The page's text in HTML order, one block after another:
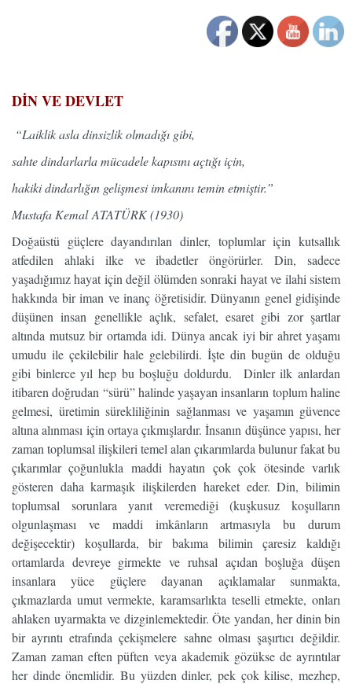
DİN VE DEVLET
“Laiklik asla dinsizlik olmadığı gibi,
sahte dindarlarla mücadele kapısını açtığı için,
hakiki dindarlığın gelişmesi imkanını temin etmiştir.”
Mustafa Kemal ATATÜRK (1930)
Doğaüstü güçlere dayandırılan dinler, toplumlar için kutsallık
atfedilen ahlaki ilke ve ibadetler öngörürler. Din, sadece
yaşadığımız hayat için değil ölümden sonraki hayat ve ilahi sistem
hakkında bir iman ve inanç öğretisidir. Dünyanın genel gidişinde
düşünen insan genellikle açlık, sefalet, esaret gibi zor şartlar
altında mutsuz bir ortamda idi. Dünya ancak iyi bir ahret yaşamı
umudu ile çekilebilir hale gelebilirdi. İşte din bugün de olduğu
gibi binlerce yıl hep bu boşluğu doldurdu. Dinler ilk anlardan
itibaren doğrudan “sürü” halinde yaşayan insanların toplum haline
gelmesi, üretimin sürekliliğinin sağlanması ve yaşamın güvence
altına alınması için ortaya çıkmışlardır. İnsanın düşünce yapısı, her
zaman toplumsal ilişkileri temel alan çıkarımlarda bulunur fakat bu
çıkarımlar çoğunlukla maddi hayatın çok çok ötesinde varlık
gösteren daha karmaşık ilişkilerden hareket eder. Din, bilimin
toplumsal sorunlara yanıt veremediği (kuşkusuz koşulların
olgunlaşması ve maddi imkânların artmasıyla bu durum
değişecektir) koşullarda, bir bakıma bilimin çaresiz kaldığı
ortamlarda devreye girmekte ve ruhsal açıdan boşluğa düşen
insanlara yüce güçlere dayanan açıklamalar sunmakta,
çıkmazlarda umut vermekte, karamsarlıkta teselli etmekte, onları
ahlaken uyarmakta ve dizginlemektedir. Öte yandan, her dinin bin
bir ayrıntı etrafında çekişmelere sahne olması şaşırtıcı değildir.
Zaman zaman eften püften veya akademik gözükse de ayrıntılar
her dinde önemlidir. Bu yüzden dinler, pek çok kilise, mezhep,